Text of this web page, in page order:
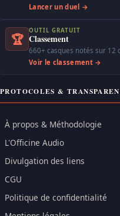
Lancer un duel →
🏆
OUTIL GRATUIT
Classement
660+ casques notés sur 12
Voir le classement →
PROTOCOLES &
À propos & Méthodologie
L'Officine Audio
Divulgation des liens
CGU
Politique de confidentialité